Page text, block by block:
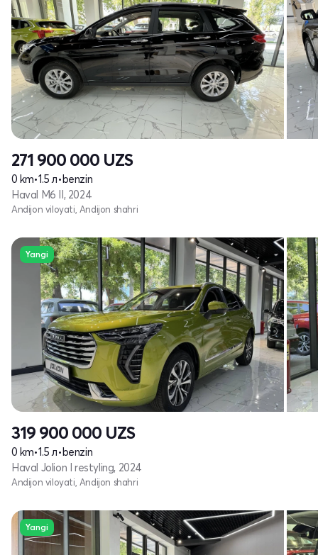
271 900 000 UZS
0 km•1.5 л•benzin
Haval M6 II, 2024
Andijon viloyati, Andijon shahri
Yangi
319 900 000 UZS
0 km•1.5 л•benzin
Haval Jolion I restyling, 2024
Andijon viloyati, Andijon shahri
Yangi